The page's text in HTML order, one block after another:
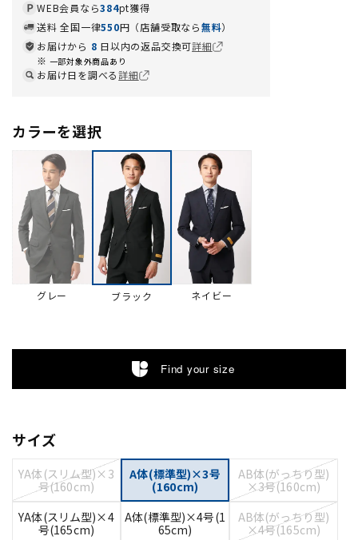
WEB会員なら384pt獲得
送料 全国一律550円（店舗受取なら無料）
お届けから 8 日以内の返品交換可詳細
一部対象外商品あり
お届け日を調べる詳細
カラーを選択
グレー ブラック ネイビー
Find your size
サイズ
YA体(スリム型)×3
号(160cm)
A体(標準型)×3号
(160cm)
AB体(がっちり型)
×3号(160cm)
YA体(スリム型)×4
号(165cm)
A体(標準型)×4号(1
65cm)
AB体(がっちり型)
×4号(165cm)